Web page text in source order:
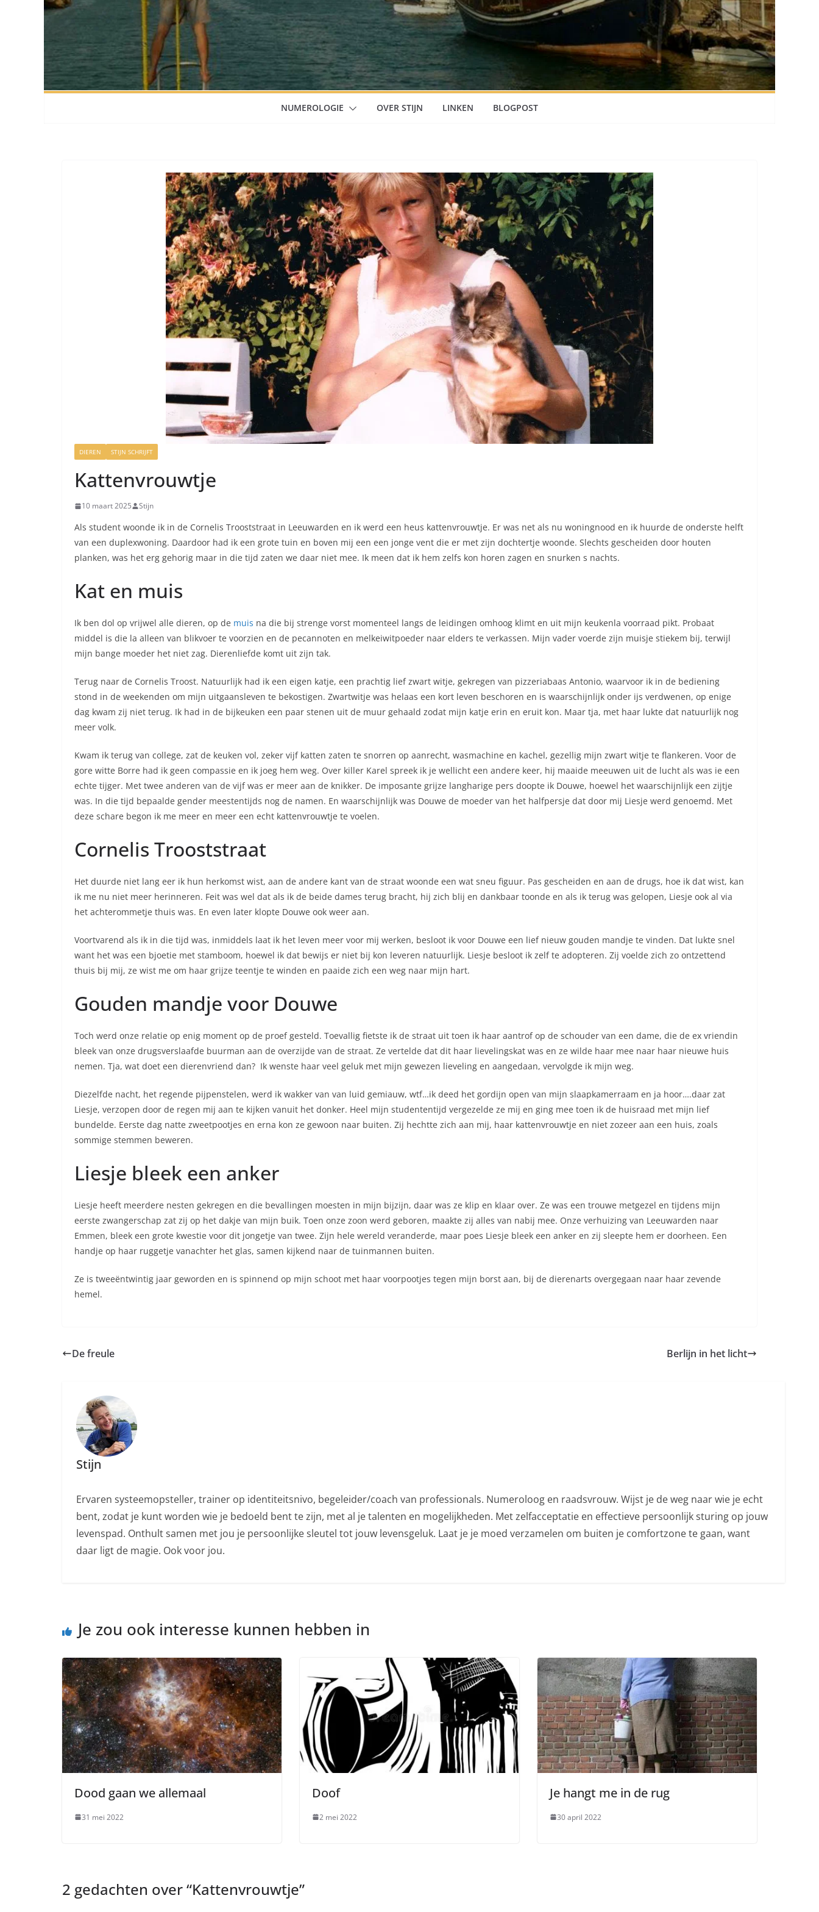
NUMEROLOGIE OVER STIJN LINKEN BLOGPOST
DIEREN STIJN SCHRIJFT
Kattenvrouwtje
10 maart 2025 Stijn
Als student woonde ik in de Cornelis Trooststraat in Leeuwarden en ik werd een heus kattenvrouwtje. Er was net als nu woningnood en ik huurde de onderste helft
van een duplexwoning. Daardoor had ik een grote tuin en boven mij een een jonge vent die er met zijn dochtertje woonde. Slechts gescheiden door houten
planken, was het erg gehorig maar in die tijd zaten we daar niet mee. Ik meen dat ik hem zelfs kon horen zagen en snurken s nachts.
Kat en muis
Ik ben dol op vrijwel alle dieren, op de muis na die bij strenge vorst momenteel langs de leidingen omhoog klimt en uit mijn keukenla voorraad pikt. Probaat
middel is die la alleen van blikvoer te voorzien en de pecannoten en melkeiwitpoeder naar elders te verkassen. Mijn vader voerde zijn muisje stiekem bij, terwijl
mijn bange moeder het niet zag. Dierenliefde komt uit zijn tak.
Terug naar de Cornelis Troost. Natuurlijk had ik een eigen katje, een prachtig lief zwart witje, gekregen van pizzeriabaas Antonio, waarvoor ik in de bediening
stond in de weekenden om mijn uitgaansleven te bekostigen. Zwartwitje was helaas een kort leven beschoren en is waarschijnlijk onder ijs verdwenen, op enige
dag kwam zij niet terug. Ik had in de bijkeuken een paar stenen uit de muur gehaald zodat mijn katje erin en eruit kon. Maar tja, met haar lukte dat natuurlijk nog
meer volk.
Kwam ik terug van college, zat de keuken vol, zeker vijf katten zaten te snorren op aanrecht, wasmachine en kachel, gezellig mijn zwart witje te flankeren. Voor de
gore witte Borre had ik geen compassie en ik joeg hem weg. Over killer Karel spreek ik je wellicht een andere keer, hij maaide meeuwen uit de lucht als was ie een
echte tijger. Met twee anderen van de vijf was er meer aan de knikker. De imposante grijze langharige pers doopte ik Douwe, hoewel het waarschijnlijk een zijtje
was. In die tijd bepaalde gender meestentijds nog de namen. En waarschijnlijk was Douwe de moeder van het halfpersje dat door mij Liesje werd genoemd. Met
deze schare begon ik me meer en meer een echt kattenvrouwtje te voelen.
Cornelis Trooststraat
Het duurde niet lang eer ik hun herkomst wist, aan de andere kant van de straat woonde een wat sneu figuur. Pas gescheiden en aan de drugs, hoe ik dat wist, kan
ik me nu niet meer herinneren. Feit was wel dat als ik de beide dames terug bracht, hij zich blij en dankbaar toonde en als ik terug was gelopen, Liesje ook al via
het achterommetje thuis was. En even later klopte Douwe ook weer aan.
Voortvarend als ik in die tijd was, inmiddels laat ik het leven meer voor mij werken, besloot ik voor Douwe een lief nieuw gouden mandje te vinden. Dat lukte snel
want het was een bjoetie met stamboom, hoewel ik dat bewijs er niet bij kon leveren natuurlijk. Liesje besloot ik zelf te adopteren. Zij voelde zich zo ontzettend
thuis bij mij, ze wist me om haar grijze teentje te winden en paaide zich een weg naar mijn hart.
Gouden mandje voor Douwe
Toch werd onze relatie op enig moment op de proef gesteld. Toevallig fietste ik de straat uit toen ik haar aantrof op de schouder van een dame, die de ex vriendin
bleek van onze drugsverslaafde buurman aan de overzijde van de straat. Ze vertelde dat dit haar lievelingskat was en ze wilde haar mee naar haar nieuwe huis
nemen. Tja, wat doet een dierenvriend dan? Ik wenste haar veel geluk met mijn gewezen lieveling en aangedaan, vervolgde ik mijn weg.
Diezelfde nacht, het regende pijpenstelen, werd ik wakker van van luid gemiauw, wtf…ik deed het gordijn open van mijn slaapkamerraam en ja hoor….daar zat
Liesje, verzopen door de regen mij aan te kijken vanuit het donker. Heel mijn studententijd vergezelde ze mij en ging mee toen ik de huisraad met mijn lief
bundelde. Eerste dag natte zweetpootjes en erna kon ze gewoon naar buiten. Zij hechtte zich aan mij, haar kattenvrouwtje en niet zozeer aan een huis, zoals
sommige stemmen beweren.
Liesje bleek een anker
Liesje heeft meerdere nesten gekregen en die bevallingen moesten in mijn bijzijn, daar was ze klip en klaar over. Ze was een trouwe metgezel en tijdens mijn
eerste zwangerschap zat zij op het dakje van mijn buik. Toen onze zoon werd geboren, maakte zij alles van nabij mee. Onze verhuizing van Leeuwarden naar
Emmen, bleek een grote kwestie voor dit jongetje van twee. Zijn hele wereld veranderde, maar poes Liesje bleek een anker en zij sleepte hem er doorheen. Een
handje op haar ruggetje vanachter het glas, samen kijkend naar de tuinmannen buiten.
Ze is tweeëntwintig jaar geworden en is spinnend op mijn schoot met haar voorpootjes tegen mijn borst aan, bij de dierenarts overgegaan naar haar zevende
hemel.
De freule Berlijn in het licht
Stijn
Ervaren systeemopsteller, trainer op identiteitsnivo, begeleider/coach van professionals. Numeroloog en raadsvrouw. Wijst je de weg naar wie je echt
bent, zodat je kunt worden wie je bedoeld bent te zijn, met al je talenten en mogelijkheden. Met zelfacceptatie en effectieve persoonlijk sturing op jouw
levenspad. Onthult samen met jou je persoonlijke sleutel tot jouw levensgeluk. Laat je je moed verzamelen om buiten je comfortzone te gaan, want
daar ligt de magie. Ook voor jou.
Je zou ook interesse kunnen hebben in
Dood gaan we allemaal
31 mei 2022
Doof
2 mei 2022
Je hangt me in de rug
30 april 2022
2 gedachten over “Kattenvrouwtje”